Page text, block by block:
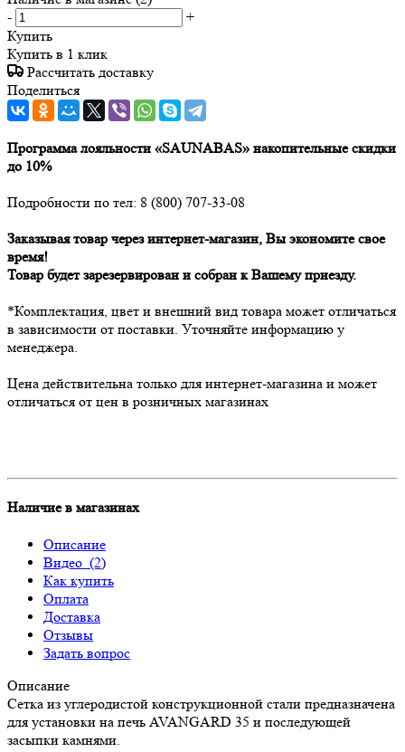
-
+
Купить
Купить в 1 клик
Рассчитать доставку
Поделиться
Программа лояльности «SAUNABAS» накопительные скидки
до 10%
Подробности по тел: 8 (800) 707-33-08
Заказывая товар через интернет-магазин, Вы экономите свое
время!
Товар будет зарезервирован и собран к Вашему приезду.
*Комплектация, цвет и внешний вид товара может отличаться
в зависимости от поставки. Уточняйте информацию у
менеджера.
Цена действительна только для интернет-магазина и может
отличаться от цен в розничных магазинах
Наличие в магазинах
Описание
Видео (2)
Как купить
Оплата
Доставка
Отзывы
Задать вопрос
Описание
Сетка из углеродистой конструкционной стали предназначена
для установки на печь AVANGARD 35 и последующей
засыпки камнями.